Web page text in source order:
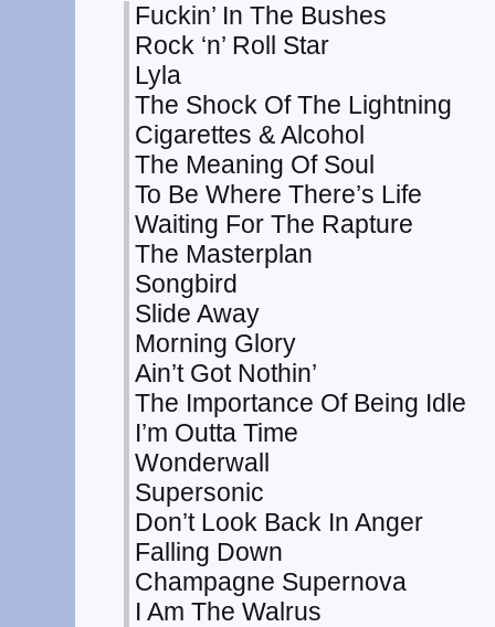
Fuckin’ In The Bushes
Rock ‘n’ Roll Star
Lyla
The Shock Of The Lightning
Cigarettes & Alcohol
The Meaning Of Soul
To Be Where There’s Life
Waiting For The Rapture
The Masterplan
Songbird
Slide Away
Morning Glory
Ain’t Got Nothin’
The Importance Of Being Idle
I’m Outta Time
Wonderwall
Supersonic
Don’t Look Back In Anger
Falling Down
Champagne Supernova
I Am The Walrus